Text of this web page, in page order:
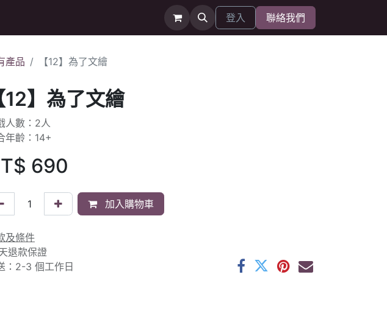
登入 聯絡我們
產品 【12】為了文繪
12】為了文繪
人數：2人
年齡：14+
690
加入購物車
及條件
退款保證
：2-3 個工作日